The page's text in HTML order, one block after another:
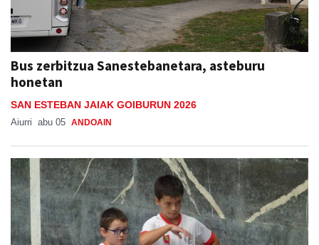
Bus zerbitzua Sanestebanetara, asteburu
honetan
SAN ESTEBAN JAIAK GOIBURUN 2026
Aiurri abu 05 ANDOAIN